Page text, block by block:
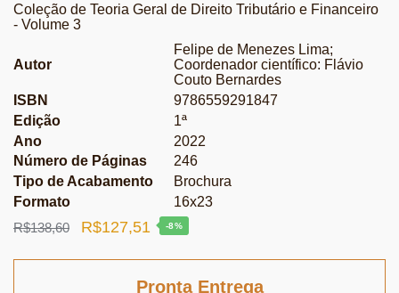
Coleção de Teoria Geral de Direito Tributário e Financeiro
- Volume 3
Autor
Felipe de Menezes Lima;
Coordenador científico: Flávio
Couto Bernardes
ISBN
9786559291847
Edição
1ª
Ano
2022
Número de Páginas
246
Tipo de Acabamento
Brochura
Formato
16x23
R$138,60
O
R$127,51 O
atual
-8%
Pronta Entrega